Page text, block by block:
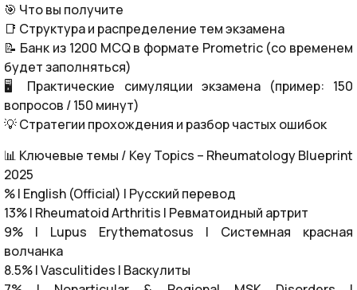
🎯 Что вы получите
📑 Структура и распределение тем экзамена
📝 Банк из 1200 MCQ в формате Prometric (со временем
будет заполняться)
🖥️ Практические симуляции экзамена (пример: 150
вопросов / 150 минут)
💡 Стратегии прохождения и разбор частых ошибок
📊 Ключевые темы / Key Topics – Rheumatology Blueprint
2025
% | English (Official) | Русский перевод
13% | Rheumatoid Arthritis | Ревматоидный артрит
9% | Lupus Erythematosus | Системная красная
волчанка
8.5% | Vasculitides | Васкулиты